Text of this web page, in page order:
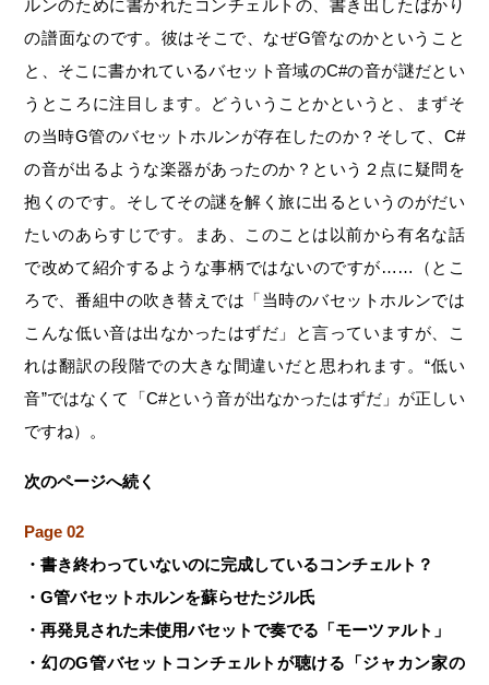
ルンのために書かれたコンチェルトの、書き出したばかり
の譜面なのです。彼はそこで、なぜG管なのかということ
と、そこに書かれているバセット音域のC#の音が謎だとい
うところに注目します。どういうことかというと、まずそ
の当時G管のバセットホルンが存在したのか？そして、C#
の音が出るような楽器があったのか？という２点に疑問を
抱くのです。そしてその謎を解く旅に出るというのがだい
たいのあらすじです。まあ、このことは以前から有名な話
で改めて紹介するような事柄ではないのですが……（とこ
ろで、番組中の吹き替えでは「当時のバセットホルンでは
こんな低い音は出なかったはずだ」と言っていますが、こ
れは翻訳の段階での大きな間違いだと思われます。“低い
音”ではなくて「C#という音が出なかったはずだ」が正しい
ですね）。
次のページへ続く
Page 02
・書き終わっていないのに完成しているコンチェルト？
・G管バセットホルンを蘇らせたジル氏
・再発見された未使用バセットで奏でる「モーツァルト」
・幻のG管バセットコンチェルトが聴ける「ジャカン家の